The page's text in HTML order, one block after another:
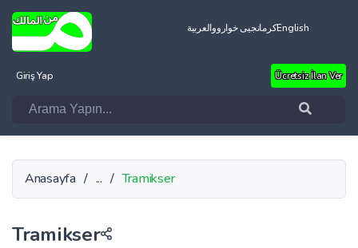
العربيةکرمانجیی خوارووEnglish
Giriş Yap Ücretsiz İlan Ver
Anasayfa / ... / Tramikser
Tramikser